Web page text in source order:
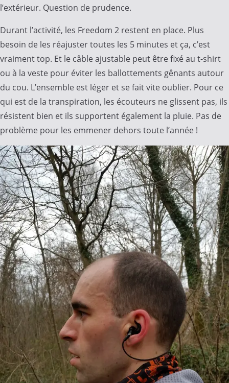
l’extérieur. Question de prudence.
Durant l’activité, les Freedom 2 restent en place. Plus
besoin de les réajuster toutes les 5 minutes et ça, c’est
vraiment top. Et le câble ajustable peut être fixé au t-shirt
ou à la veste pour éviter les ballottements gênants autour
du cou. L’ensemble est léger et se fait vite oublier. Pour ce
qui est de la transpiration, les écouteurs ne glissent pas, ils
résistent bien et ils supportent également la pluie. Pas de
problème pour les emmener dehors toute l’année !